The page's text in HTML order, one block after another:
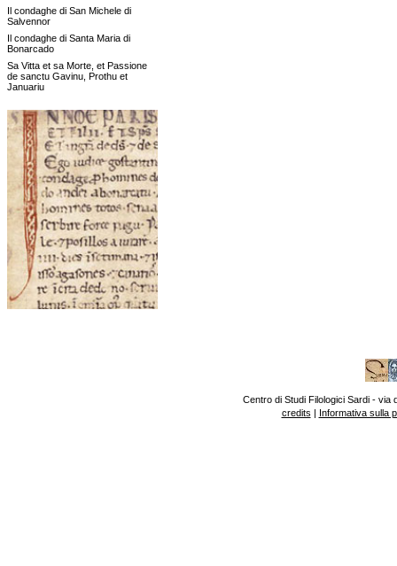
Il condaghe di San Michele di
Salvennor
Il condaghe di Santa Maria di
Bonarcado
Sa Vitta et sa Morte, et Passione
de sanctu Gavinu, Prothu et
Januariu
Centro di Studi Filologici Sardi - via
credits | Informativa sulla